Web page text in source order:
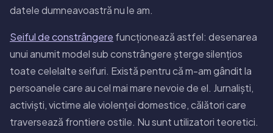
datele dumneavoastră nu le am.
Seiful de constrângere funcționează astfel: desenarea
unui anumit model sub constrângere șterge silențios
toate celelalte seifuri. Există pentru că m-am gândit la
persoanele care au cel mai mare nevoie de el. Jurnaliști,
activiști, victime ale violenței domestice, călători care
traversează frontiere ostile. Nu sunt utilizatori teoretici.